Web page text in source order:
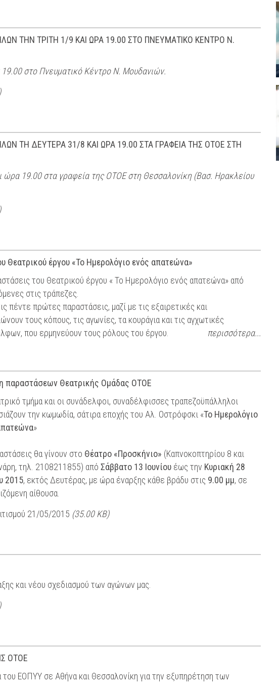
ΤΗΝ ΤΡΙΤΗ 1/9 ΚΑΙ ΩΡΑ 19.00 ΣΤΟ ΠΝΕΥΜΑΤΙΚΟ ΚΕΝΤΡΟ Ν.
19.00 στο Πνευματικό Κέντρο Ν. Μουδανιών.
ΤΗ ΔΕΥΤΕΡΑ 31/8 ΚΑΙ ΩΡΑ 19.00 ΣΤΑ ΓΡΑΦΕΙΑ ΤΗΣ ΟΤΟΕ ΣΤΗ
ώρα 19.00 στα γραφεία της ΟΤΟΕ στη Θεσσαλονίκη (Βασ. Ηρακλείου
Θεατρικού έργου «Το Ημερολόγιο ενός απατεώνα»
του Θεατρικού έργου « Το Ημερολόγιο ενός απατεώνα» από
στις τράπεζες.
πρώτες παραστάσεις, μαζί με τις εξαιρετικές και
τους κόπους, τις αγωνίες, τα κουράγια και τις αγχωτικές
που ερμηνεύουν τους ρόλους του έργου.
περισσότερα...
παραστάσεων Θεατρικής Ομάδας ΟΤΟΕ
τμήμα και οι συνάδελφοι, συναδέλφισσες τραπεζοϋπάλληλοι
την κωμωδία, σάτιρα εποχής του Αλ. Οστρόφσκι «Το Ημερολόγιο
»
θα γίνουν στο Θέατρο «Προσκήνιο» (Καπνοκοπτηρίου 8 και
τηλ. 2108211855) από Σάββατο 13 Ιουνίουέως την Κυριακή 28
2015, εκτός Δευτέρας, με ώρα έναρξης κάθε βράδυ στις 9.00 μμ, σε
αίθουσα.
21/05/2015 (35.00 KB)
και νέου σχεδιασμού των αγώνων μας.
ΟΤΟΕ
του ΕΟΠΥΥ σε Αθήνα και Θεσσαλονίκη για την εξυπηρέτηση των